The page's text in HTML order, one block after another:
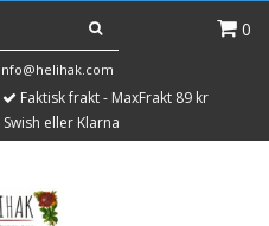
0
info@helihak.com
Faktisk frakt - MaxFrakt 89 kr
eller Klarna